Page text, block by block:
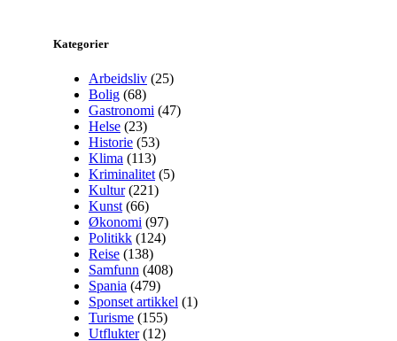
Kategorier
Arbeidsliv (25)
Bolig (68)
Gastronomi (47)
Helse (23)
Historie (53)
Klima (113)
Kriminalitet (5)
Kultur(221)
Kunst (66)
Økonomi (97)
Politikk (124)
Reise (138)
Samfunn (408)
Spania (479)
Sponset artikkel (1)
Turisme (155)
Utflukter(12)